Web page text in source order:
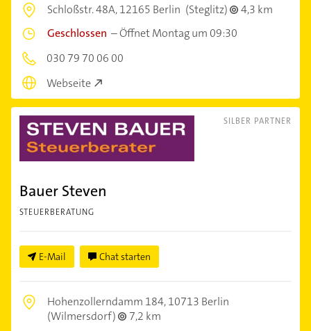
Schloßstr. 48A,12165 Berlin (Steglitz)
4,3 km
Geschlossen –Öffnet Montag um 09:30
030 79 70 06 00
Webseite
SILBER PARTNER
Bauer Steven
STEUERBERATUNG
E-Mail Chat starten
Hohenzollerndamm 184,10713 Berlin
(Wilmersdorf)
7,2 km